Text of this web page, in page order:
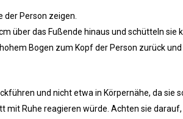
der Person zeigen.
über das Fußende hinaus und schütteln sie
Bogen zum Kopf der Person zurück
und nicht etwa in Körpernähe, da sie
Ruhe reagieren würde. Achten sie darauf,